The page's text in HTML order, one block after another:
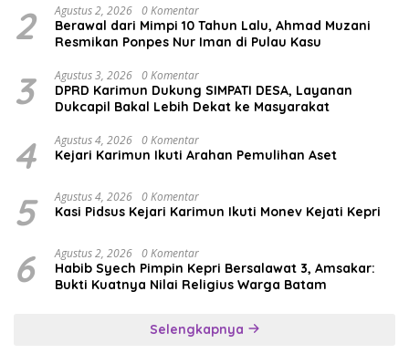
2 Agustus 2, 2026 0 Komentar
Berawal dari Mimpi 10 Tahun Lalu, Ahmad Muzani
Resmikan Ponpes Nur Iman di Pulau Kasu
3 Agustus 3, 2026 0 Komentar
DPRD Karimun Dukung SIMPATI DESA, Layanan
Dukcapil Bakal Lebih Dekat ke Masyarakat
4 Agustus 4, 2026 0 Komentar
Kejari Karimun Ikuti Arahan Pemulihan Aset
5 Agustus 4, 2026 0 Komentar
Kasi Pidsus Kejari Karimun Ikuti Monev Kejati Kepri
6 Agustus 2, 2026 0 Komentar
Habib Syech Pimpin Kepri Bersalawat 3, Amsakar:
Bukti Kuatnya Nilai Religius Warga Batam
Selengkapnya